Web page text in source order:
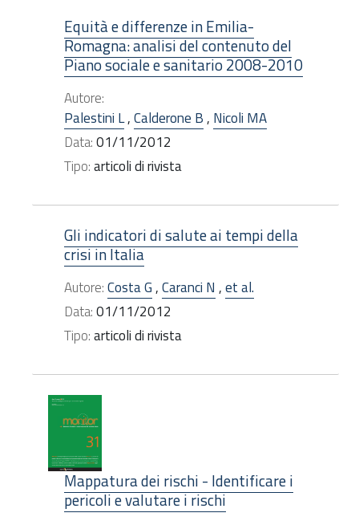
Equità e differenze in Emilia-
Romagna: analisi del contenuto del
Piano sociale e sanitario 2008-2010
Autore:
Palestini L,Calderone B, Nicoli MA
Data:01/11/2012
Tipo:articoli di rivista
Gli indicatori di salute ai tempi della
crisi in Italia
Autore:Costa G,Caranci N ,et al.
Data:01/11/2012
Tipo:articoli di rivista
Mappatura dei rischi - Identificare i
pericoli e valutare i rischi